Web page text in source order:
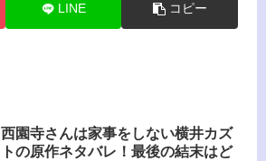
LINE コピー
西園寺さんは家事をしない横井カズ
トの原作ネタバレ！最後の結末はど